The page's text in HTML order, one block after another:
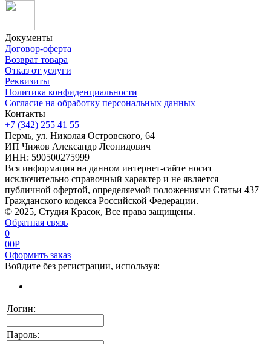
Документы
Договор-оферта
Возврат товара
Отказ от услуги
Реквизиты
Политика конфиденциальности
Согласие на обработку персональных данных
Контакты
+7 (342) 255 41 55
Пермь, ул. Николая Островского, 64
ИП Чижов Александр Леонидович
ИНН: 590500275999
Вся информация на данном интернет-сайте носит
исключительно справочный характер и не является
публичной офертой, определяемой положениями Статьи 437
Гражданского кодекса Российской Федерации.
© 2025, Студия Красок, Все права защищены.
Обратная связь
0
00P
Оформить заказ
Войдите без регистрации, используя:
Логин:
Пароль: